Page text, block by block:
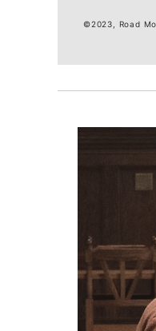
©2023, Road